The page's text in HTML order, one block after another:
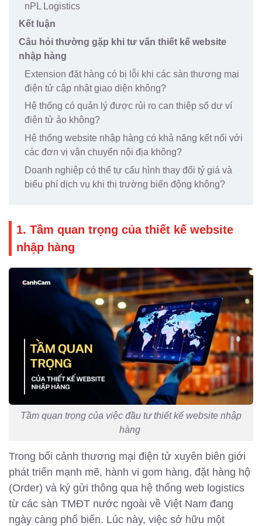
nPL Logistics
Kết luận
Câu hỏi thường gặp khi tư vấn thiết kế website
nhập hàng
Extension đặt hàng có bị lỗi khi các sàn thương mại
điện tử cập nhật giao diện không?
Hệ thống có quản lý được rủi ro can thiệp số dư ví
điện tử ảo không?
Hệ thống website nhập hàng có khả năng kết nối với
các đơn vị vận chuyển nội địa không?
Doanh nghiệp có thể tự cấu hình thay đổi tỷ giá và
biểu phí dịch vụ khi thị trường biến động không?
1. Tầm quan trọng của thiết kế website
nhập hàng
Tầm quan trọng của việc đầu tư thiết kế website nhập
hàng
Trong bối cảnh thương mại điện tử xuyên biên giới
phát triển mạnh mẽ, hành vi gom hàng, đặt hàng hộ
(Order) và ký gửi thông qua hệ thống web logistics
từ các sàn TMĐT nước ngoài về Việt Nam đang
ngày càng phổ biến. Lúc này, việc sở hữu một